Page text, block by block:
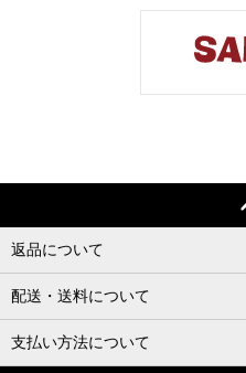
返品について
配送・送料について
支払い方法について